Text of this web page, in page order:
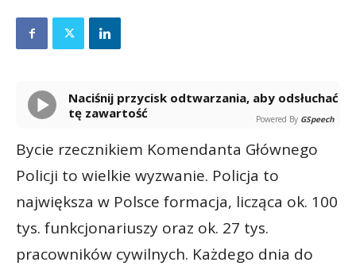
Naciśnij przycisk odtwarzania, aby odsłuchać
tę zawartość
Powered By GSpeech
Bycie rzecznikiem Komendanta Głównego
Policji to wielkie wyzwanie. Policja to
największa w Polsce formacja, licząca ok. 100
tys. funkcjonariuszy oraz ok. 27 tys.
pracowników cywilnych. Każdego dnia do